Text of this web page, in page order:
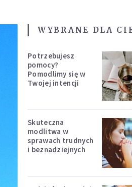
WYBRANE DLA
Potrzebujesz
pomocy?
Pomodlimy się w
Twojej intencji
Skuteczna
modlitwa w
sprawach trudnych
i beznadziejnych